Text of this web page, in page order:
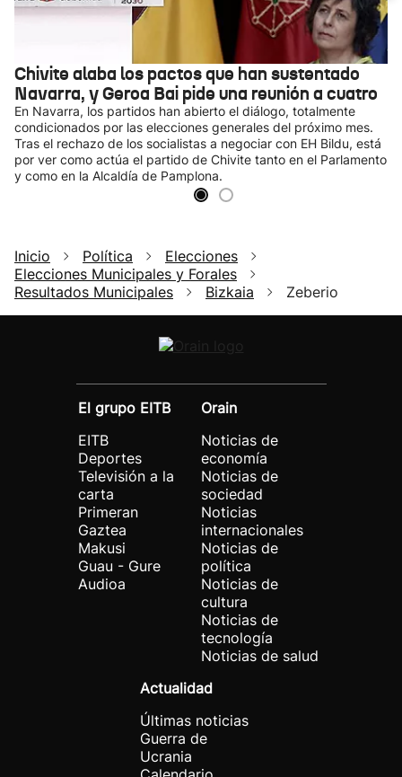
Chivite alaba los pactos que han sustentado
Navarra, y Geroa Bai pide una reunión a cuatro
En Navarra, los partidos han abierto el diálogo, totalmente
condicionados por las elecciones generales del próximo mes.
Tras el rechazo de los socialistas a negociar con EH Bildu, está
por ver como actúa el partido de Chivite tanto en el Parlamento
y como en la Alcaldía de Pamplona.
Inicio Política
Elecciones
Elecciones Municipales y Forales
Resultados Municipales
Bizkaia Zeberio
El grupo EITB
EITB
Deportes
Televisión a la
carta
Primeran
Gaztea
Makusi
Guau - Gure
Audioa
Orain
Noticias de
economía
Noticias de
sociedad
Noticias
internacionales
Noticias de
política
Noticias de
cultura
Noticias de
tecnología
Noticias de salud
Actualidad
Últimas noticias
Guerra de
Ucrania